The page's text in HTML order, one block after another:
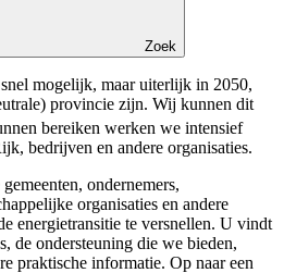
Zoek
mogelijk, maar uiterlijk in 2050,
provincie zijn. Wij kunnen dit
bereiken werken we intensief
bedrijven en andere organisaties.
ondernemers,
organisaties en andere
energietransitie te versnellen. U vindt
de ondersteuning die we bieden,
praktische informatie. Op naar een